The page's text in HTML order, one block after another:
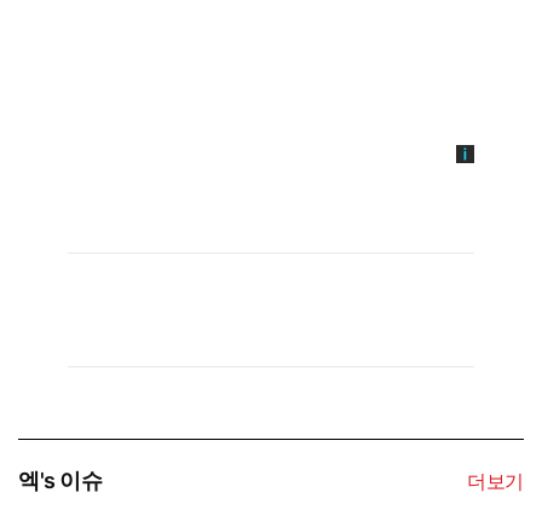
엑's 이슈
더보기